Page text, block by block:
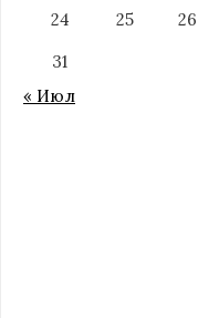
24
25 26
31
« Июл